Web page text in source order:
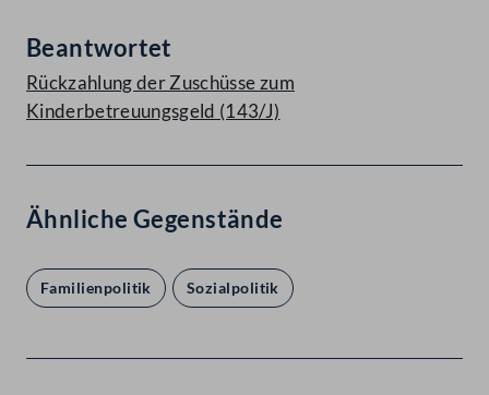
Beantwortet
Rückzahlung der Zuschüsse zum
Kinderbetreuungsgeld (143/J)
Ähnliche Gegenstände
Familienpolitik Sozialpolitik